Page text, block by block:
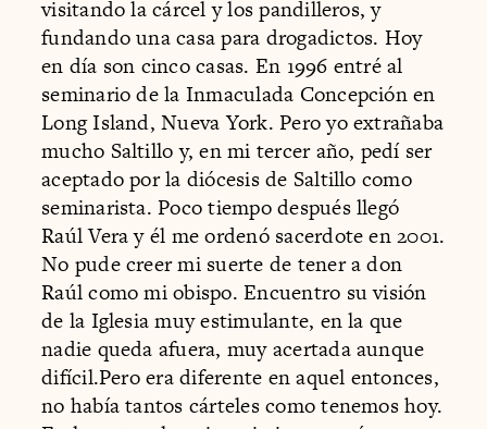
visitando la cárcel y los pandilleros, y
fundando una casa para drogadictos. Hoy
en día son cinco casas. En 1996 entré al
seminario de la Inmaculada Concepción en
Long Island, Nueva York. Pero yo extrañaba
mucho Saltillo y, en mi tercer año, pedí ser
aceptado por la diócesis de Saltillo como
seminarista. Poco tiempo después llegó
Raúl Vera y él me ordenó sacerdote en 2001.
No pude creer mi suerte de tener a don
Raúl como mi obispo. Encuentro su visión
de la Iglesia muy estimulante, en la que
nadie queda afuera, muy acertada aunque
difícil.Pero era diferente en aquel entonces,
no había tantos cárteles como tenemos hoy.